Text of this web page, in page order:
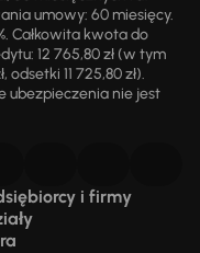
umowy: 60 miesięcy.
Całkowita kwota do
12 765,80 zł (w tym
11 725,80 zł).
ubezpieczenia nie jest
i firmy